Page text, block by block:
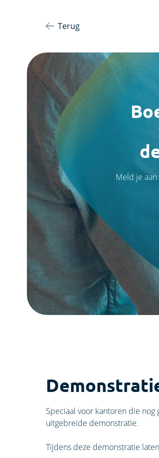
Terug
Meld je
Speciaal voor kantoren die
uitgebreide demonstratie.
Tijdens deze demonstratie